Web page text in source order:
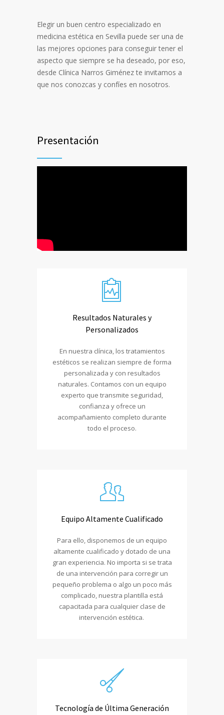
Elegir un buen centro especializado en
medicina estética en Sevilla puede ser una de
las mejores opciones para conseguir tener el
aspecto que siempre se ha deseado, por eso,
desde Clínica Narros Giménez te invitamos a
que nos conozcas y confíes en nosotros.
Presentación
Resultados Naturales y
Personalizados
En nuestra clínica, los tratamientos
estéticos se realizan siempre de forma
personalizada y con resultados
naturales. Contamos con un equipo
experto que transmite seguridad,
confianza y ofrece un
acompañamiento completo durante
todo el proceso.
Equipo Altamente Cualificado
Para ello, disponemos de un equipo
altamente cualificado y dotado de una
gran experiencia. No importa si se trata
de una intervención para corregir un
pequeño problema o algo un poco más
complicado, nuestra plantilla está
capacitada para cualquier clase de
intervención estética.
Tecnología de Última Generación